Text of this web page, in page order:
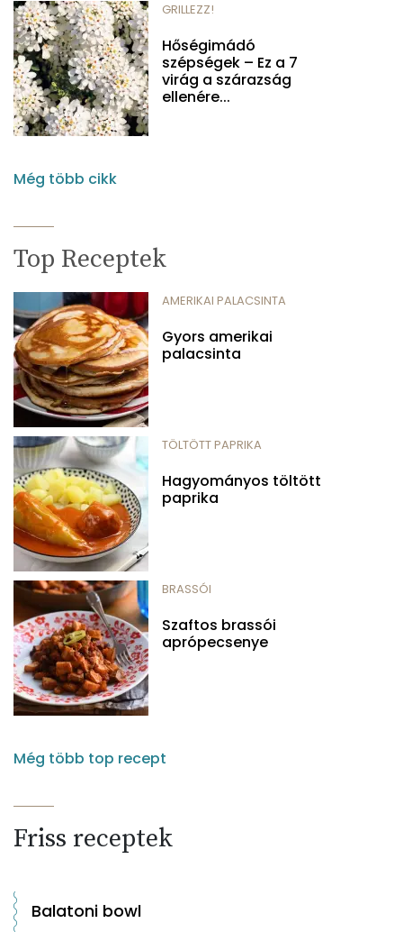
GRILLEZZ!
Hőségimádó
szépségek – Ez a 7
virág a szárazság
ellenére...
Még több cikk
Top Receptek
AMERIKAI PALACSINTA
Gyors amerikai
palacsinta
TÖLTÖTT PAPRIKA
Hagyományos töltött
paprika
BRASSÓI
Szaftos brassói
aprópecsenye
Még több top recept
Friss receptek
Balatoni bowl